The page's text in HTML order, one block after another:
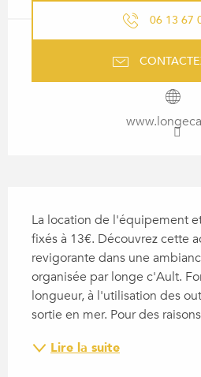
06 13 67
La location de l'équipement
fixés à 13€. Découvrez cette
revigorante dans une
organisée par longe c'Ault.
longueur, à l'utilisation des
sortie en mer. Pour des
Lire la suite